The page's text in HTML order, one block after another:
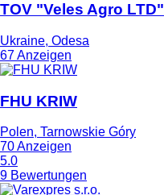
TOV "Veles Agro LTD"
Ukraine, Odesa
67 Anzeigen
FHU KRIW
Polen, Tarnowskie Góry
70 Anzeigen
5.0
9 Bewertungen